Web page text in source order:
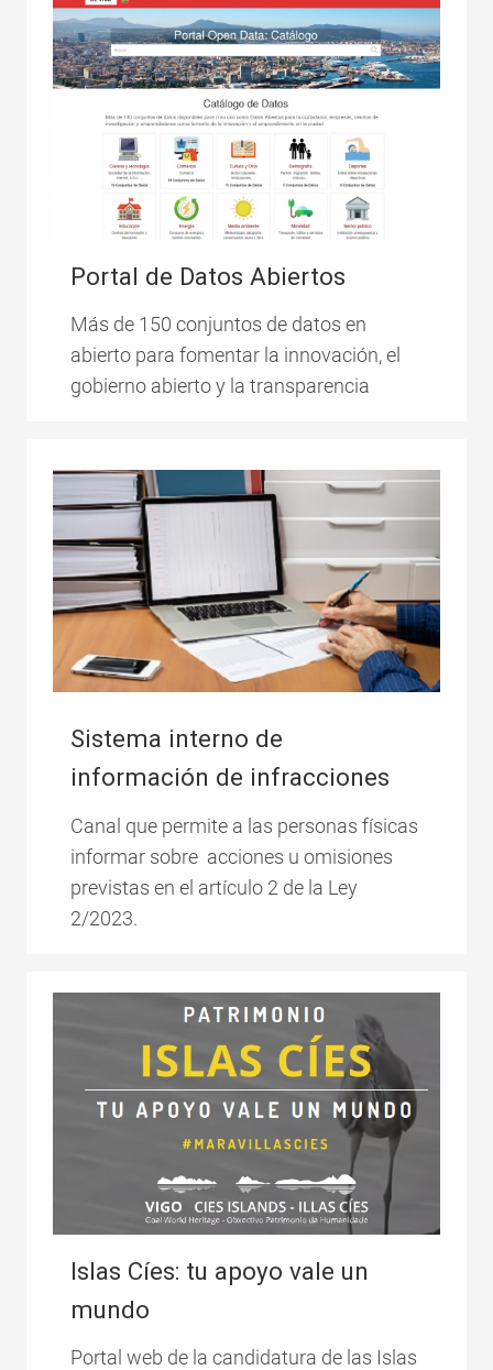
Portal de Datos Abiertos
Más de 150 conjuntos de datos en
abierto para fomentar la innovación, el
gobierno abierto y la transparencia
Sistema interno de
información de infracciones
Canal que permite a las personas físicas
informar sobre acciones u omisiones
previstas en el artículo 2 de la Ley
2/2023.
Islas Cíes: tu apoyo vale un
mundo
Portal web de la candidatura de las Islas